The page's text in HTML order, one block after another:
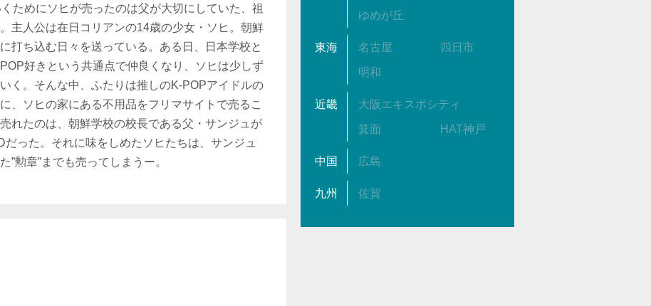
ためにソヒが売ったのは父が大切にしていた、祖
主人公は在日コリアンの14歳の少女・ソヒ。朝鮮
打ち込む日々を送っている。ある日、日本学校と
好きという共通点で仲良くなり、ソヒは少しず
く。そんな中、ふたりは推しのK-POPアイドルの
、ソヒの家にある不用品をフリマサイトで売るこ
れたのは、朝鮮学校の校長である父・サンジュが
った。それに味をしめたソヒたちは、サンジュ
”勲章”までも売ってしまうー。
ゆめが丘
東海 名古屋 四日市
明和
近畿 大阪エキスポシティ
箕面 HAT神戸
中国 広島
九州 佐賀